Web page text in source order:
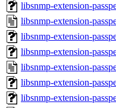
libsnmp-extension-
libsnmp-extension-
libsnmp-extension-
libsnmp-extension-
libsnmp-extension-
libsnmp-extension-
libsnmp-extension-